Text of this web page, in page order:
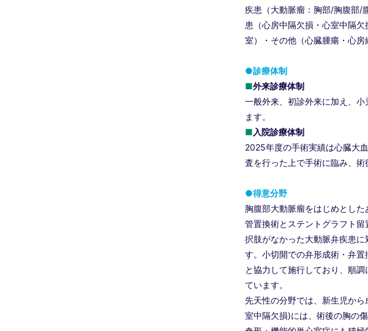
疾患（大動脈瘤：胸部/胸腹部/
患（心房中隔欠損・心室中隔
室）・その他（心臓腫瘍・心
●診療体制
■外来診療体制
一般外来、初診外来に加え、
ます。
■ 入院診療体制
2025年度の手術実績は心臓大
査を行った上で手術に臨み、術
●得意分野
胸腹部大動脈瘤をはじめとし
管置換術とステントグラフト
択肢がなかった大動脈弁疾患
す。小切開での弁形成術・弁
と協力して施行しており、順
ています。
先天性の分野では、新生児か
室中隔欠損)には、術後の胸の